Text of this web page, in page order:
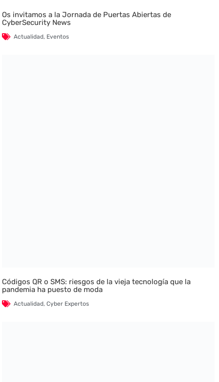
Os invitamos a la Jornada de Puertas Abiertas de
CyberSecurity News
Actualidad, Eventos
Códigos QR o SMS: riesgos de la vieja tecnología que la
pandemia ha puesto de moda
Actualidad,Cyber Expertos